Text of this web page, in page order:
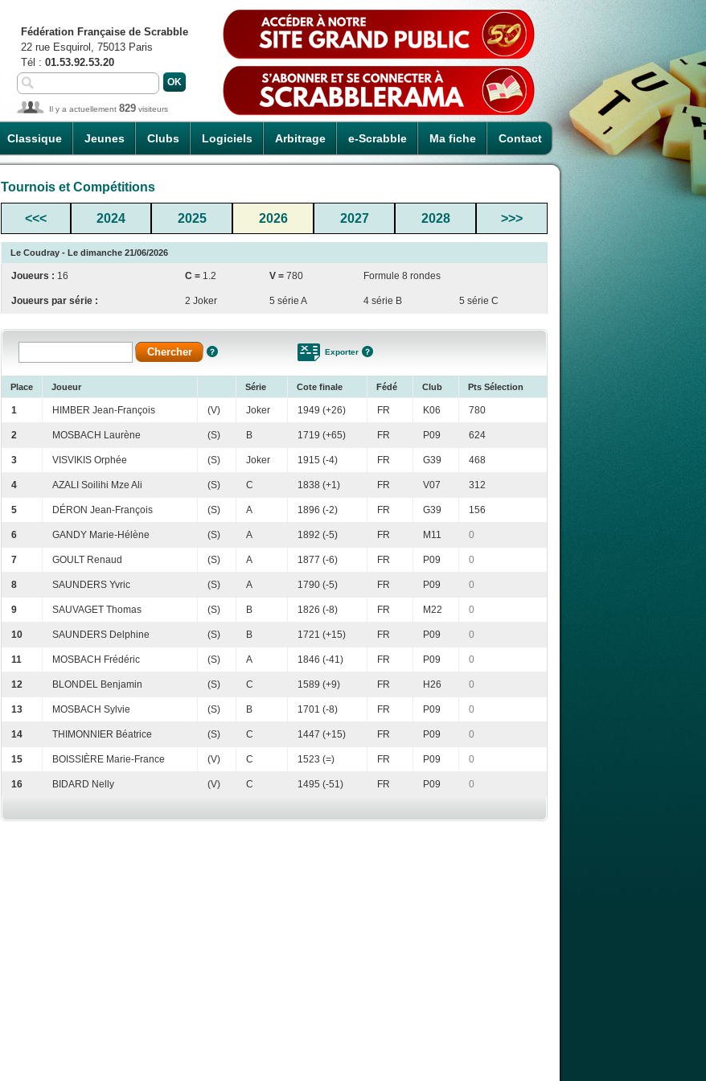
Classique Jeunes Clubs Logiciels Arbitrage e-Scrabble Ma fiche Contact
Fédération Française de Scrabble
22 rue Esquirol, 75013 Paris
Tél : 01.53.92.53.20
Il y a actuellement 829 visiteurs
Tournois et Compétitions
<<< 2024 2025 2026 2027 2028 >>>
Le Coudray - Le dimanche 21/06/2026
Joueurs : 16 C = 1.2 V = 780 Formule 8 rondes
Joueurs par série : 2 Joker 5 série A 4 série B 5 série C
Exporter
Place Joueur Série Cote finale Fédé Club Pts Sélection
1 HIMBER Jean-François (V) Joker 1949 (+26) FR K06 780
2 MOSBACH Laurène (S) B 1719 (+65) FR P09 624
3 VISVIKIS Orphée (S) Joker 1915 (-4) FR G39 468
4 AZALI Soilihi Mze Ali (S) C 1838 (+1) FR V07 312
5 DÉRON Jean-François (S) A 1896 (-2) FR G39 156
6 GANDY Marie-Hélène (S) A 1892 (-5) FR M11 0
7 GOULT Renaud (S) A 1877 (-6) FR P09 0
8 SAUNDERS Yvric (S) A 1790 (-5) FR P09 0
9 SAUVAGET Thomas (S) B 1826 (-8) FR M22 0
10 SAUNDERS Delphine (S) B 1721 (+15) FR P09 0
11 MOSBACH Frédéric (S) A 1846 (-41) FR P09 0
12 BLONDEL Benjamin (S) C 1589 (+9) FR H26 0
13 MOSBACH Sylvie (S) B 1701 (-8) FR P09 0
14 THIMONNIER Béatrice (S) C 1447 (+15) FR P09 0
15 BOISSIÈRE Marie-France (V) C 1523 (=) FR P09 0
16 BIDARD Nelly (V) C 1495 (-51) FR P09 0